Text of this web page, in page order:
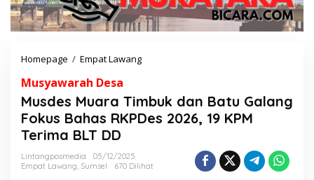
Homepage / Empat Lawang
d
e
s
r
Musyawarah Desa
Musdes Muara Timbuk dan Batu Galang
Fokus Bahas RKPDes 2026, 19 KPM
Terima BLT DD
Lintangposmedia
05/12/2025
Empat Lawang, Sumsel 670 Dilihat